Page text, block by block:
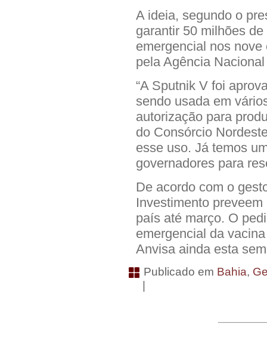
A ideia, segundo o
garantir 50 milhões
emergencial nos
pela Agência
“A Sputnik V foi
sendo usada em
autorização para
do Consórcio
esse uso. Já temos
governadores para
De acordo com o
Investimento
país até março. O
emergencial da
Anvisa ainda esta
Publicado em Bahia,